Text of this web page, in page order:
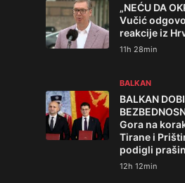
„NEĆU DA
Vučić
reakcije iz
11h 28min
BALKAN
BALKAN
Gora na
Tirane i
podigli
12h 12min